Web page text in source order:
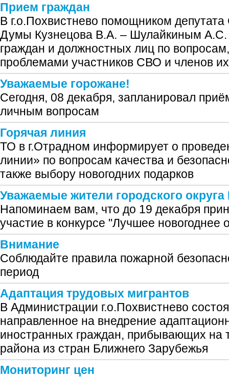
Прием граждан
В г.о.Похвистнево помощником
Думы Кузнецова В.А. – Шулайкиным А.С.
граждан и должностных лиц по
проблемами участников СВО и членов
Уважаемые горожане!
Сегодня, 08 декабря, запланировал
личным вопросам
Горячая линия
ТО в г.Отрадном информирует о
линии» по вопросам качества и
также выбору новогодних подарков
Уважаемые жители городского
Напоминаем вам, что до 19 декабря
участие в конкурсе "Лучшее
Внимание
Соблюдайте правила пожарной
период
Адаптация трудовых мигрантов
В Администрации г.о.Похвистнево
направленное на внедрение
иностранных граждан, прибывающих на
района из стран Ближнего Зарубежья
Мониторинг цен